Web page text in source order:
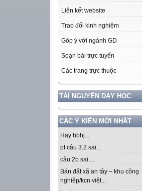
Liên kết website
Trao đổi kinh nghiệm
Góp ý với ngành GD
Soạn bài trực tuyến
Các trang trực thuộc
TÀI NGUYÊN DẠY HỌC
CÁC Ý KIẾN MỚI NHẤT
Hay hbhj...
pt câu 3.2 sai...
câu 2b sai ...
Bán đất xã an tây – khu công
nghiệp/kcn việt...